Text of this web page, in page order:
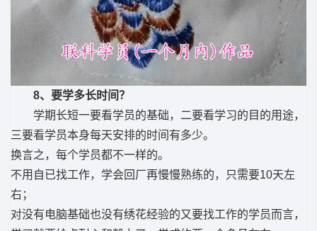
8、要学多长时间？
学期长短一要看学员的基础，二要看学习的目的用途，
三要看学员本身每天安排的时间有多少。
换言之，每个学员都不一样的。
不用自已找工作，学会回厂再慢慢熟练的，只需要10天左
右；
对没有电脑基础也没有绣花经验的又要找工作的学员而言，